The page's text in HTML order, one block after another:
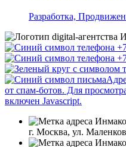
Разработка,
от спам-ботов. Для
включен Javascript.
г. Москва, ул.